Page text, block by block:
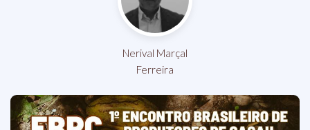
Nerival Marçal
Ferreira